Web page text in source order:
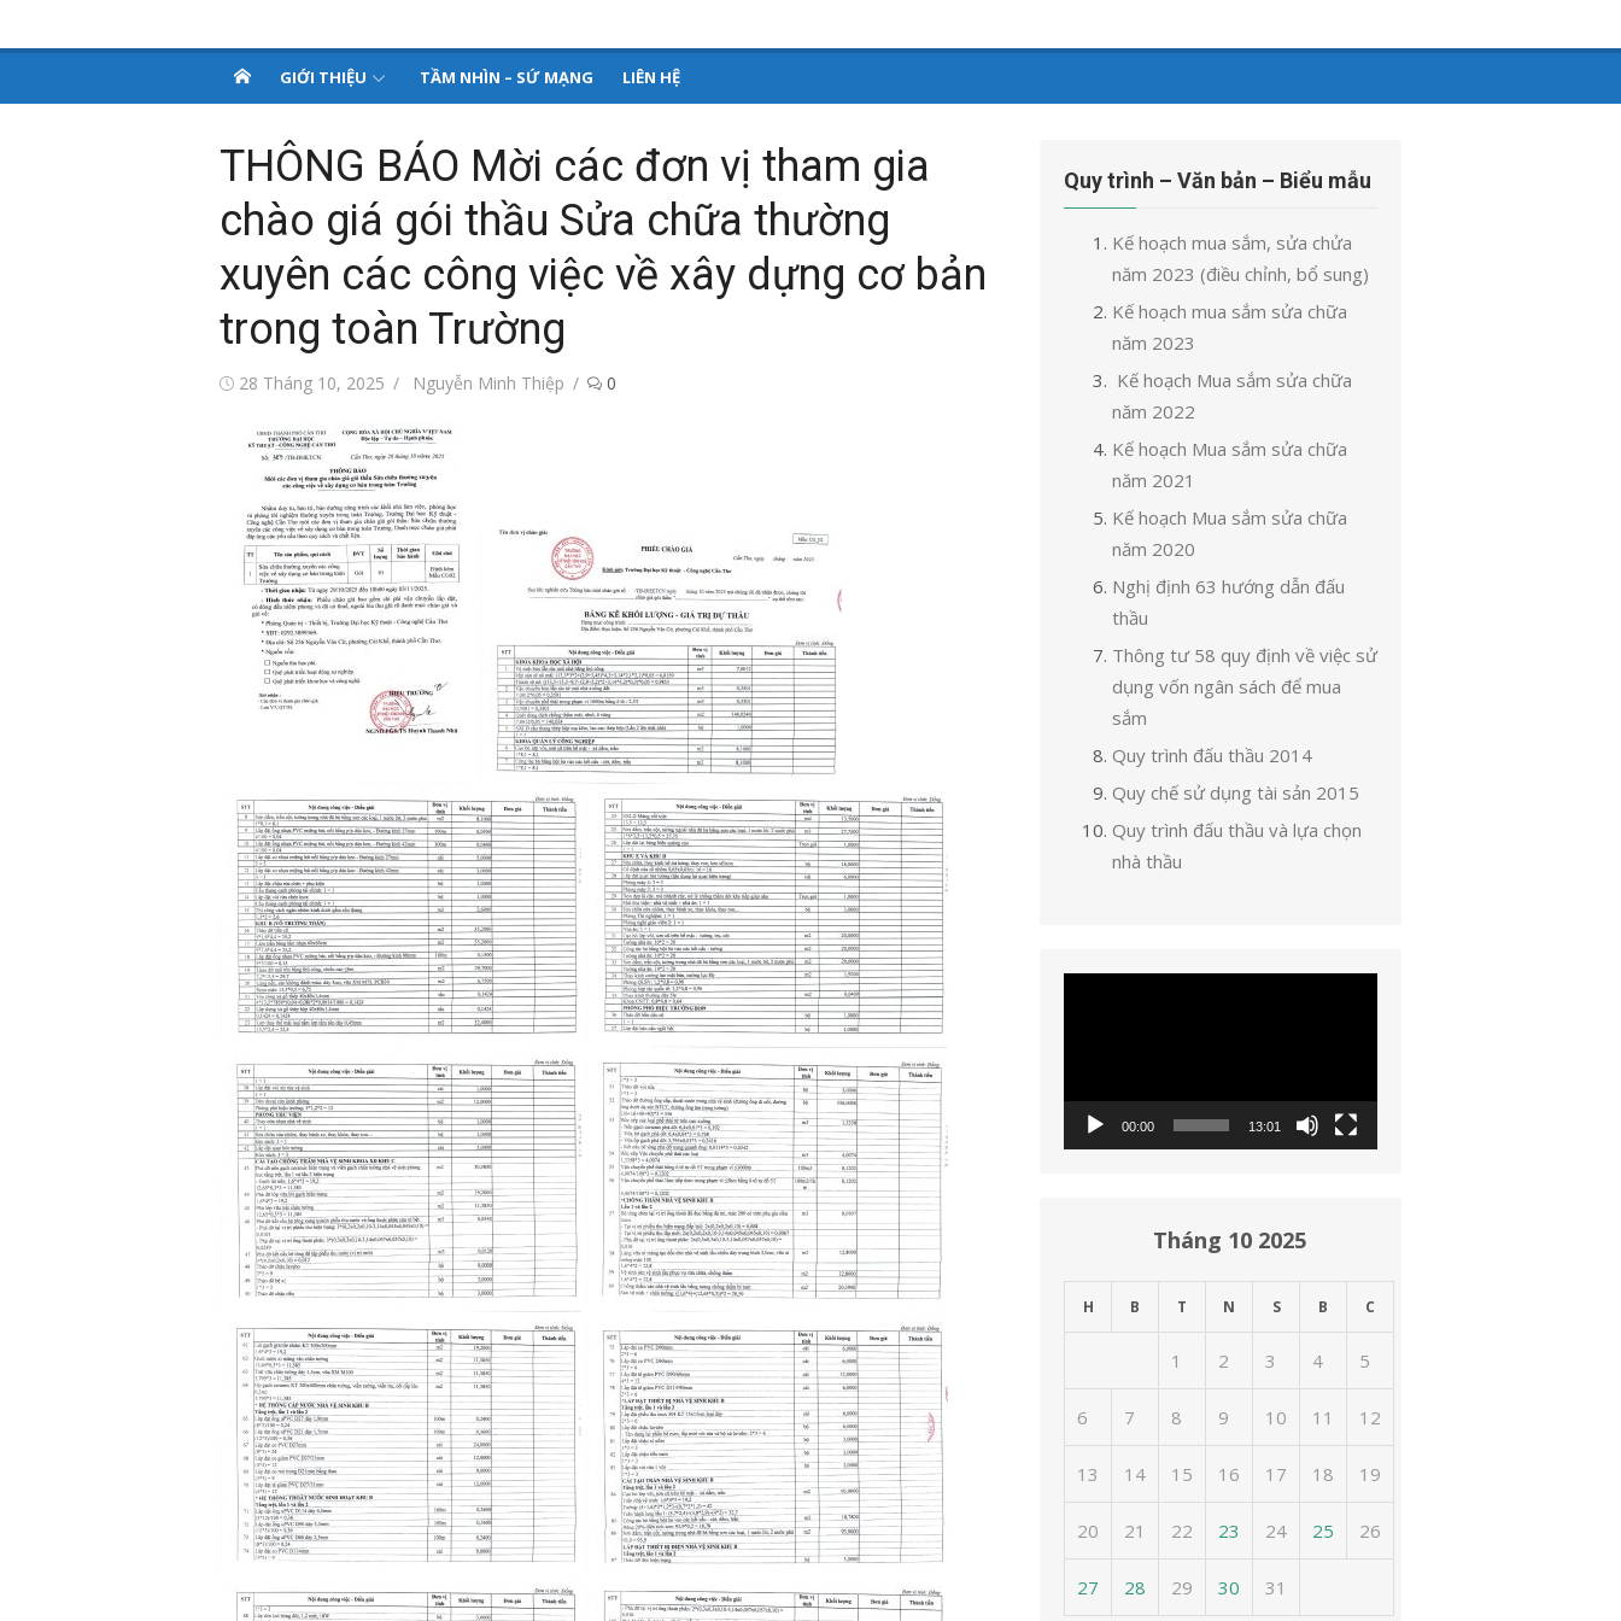
tới
dung
PHÒNG QUẢN TRỊ –
THIẾT BỊ
Tất cả vì sinh viên thân yêu!
GIỚI THIỆU
TẦM NHÌN – SỨ MẠNG LIÊN HỆ
THÔNG BÁO Mời các đơn vị tham gia
chào giá gói thầu Sửa chữa thường
xuyên các công việc về xây dựng cơ bản
trong toàn Trường
Đăng28 Tháng 10, 2025
Tác
Nguyễn Minh Thiệp 0
Quy trình – Văn bản – Biểu mẫu
Kế hoạch mua sắm, sửa chửa
năm 2023 (điều chỉnh, bổ sung)
Kế hoạch mua sắm sửa chữa
năm 2023
Kế hoạch Mua sắm sửa chữa
năm 2022
Kế hoạch Mua sắm sửa chữa
năm 2021
Kế hoạch Mua sắm sửa chữa
năm 2020
Nghị định 63 hướng dẫn đấu
thầu
Thông tư 58 quy định về việc sử
dụng vốn ngân sách để mua
sắm
Quy trình đấu thầu 2014
Quy chế sử dụng tài sản 2015
Quy trình đấu thầu và lựa chọn
nhà thầu
00:00 13:01
Tháng 10 2025
H B T N S B C
1 2 3 4 5
6 7 8 9 10 11 12
13 14 15 16 17 18 19
20 21 22 23 24 25 26
27 28 29 30 31